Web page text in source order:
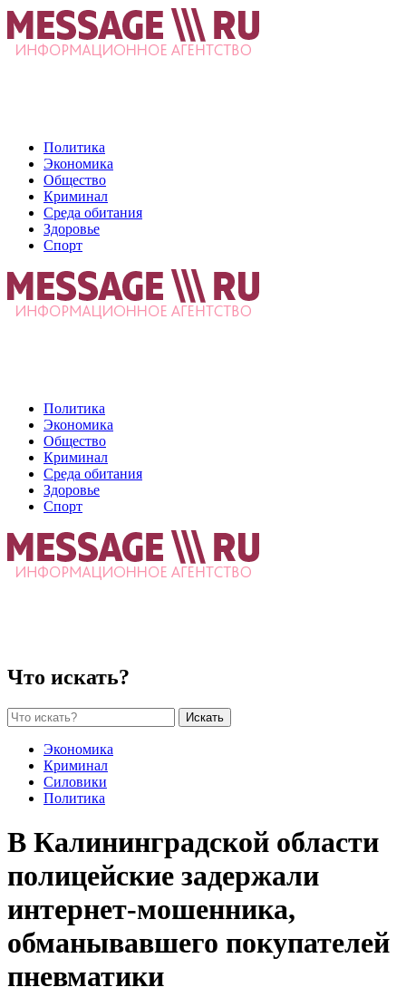
Политика
Экономика
Общество
Криминал
Среда обитания
Здоровье
Спорт
Политика
Экономика
Общество
Криминал
Среда обитания
Здоровье
Спорт
Что искать?
Искать
Экономика
Криминал
Силовики
Политика
В Калининградской области
полицейские задержали
интернет-мошенника,
обманывавшего покупателей
пневматики